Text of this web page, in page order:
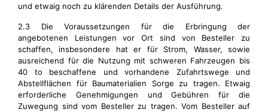
und etwaig noch zu klärenden Details der Ausführung.
2.3 Die Voraussetzungen für die Erbringung der
angebotenen Leistungen vor Ort sind von Besteller zu
schaffen, insbesondere hat er für Strom, Wasser, sowie
ausreichend für die Nutzung mit schweren Fahrzeugen bis
40 to beschaffene und vorhandene Zufahrtswege und
Abstellflächen für Baumaterialien Sorge zu tragen. Etwaig
erforderliche Genehmigungen und Gebühren für die
Zuwegung sind vom Besteller zu tragen. Vom Besteller auf